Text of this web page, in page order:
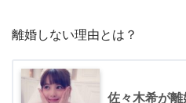
離婚しない理由とは？
佐々木希が